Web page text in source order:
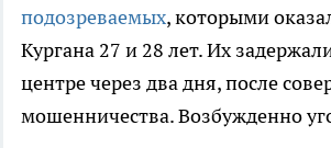
подозреваемых, которыми
Кургана 27 и 28 лет. Их
центре через два дня, после
мошенничества. Возбужденно